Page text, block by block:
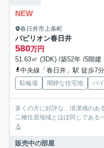
NEW
春日井市上条町
パビリオン春日井
580万円
51.63㎡ (3DK) /築52年 /5階建
中央線「春日井」駅 徒歩7分
駐輪場 閑静な住宅地 バ
多くの方に好評な、清潔感のあ
二種住居地域とほぼ同じである
る
販売中の部屋